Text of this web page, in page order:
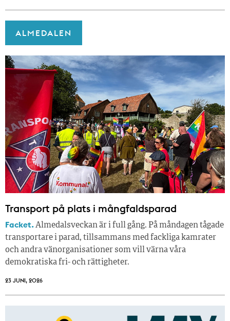
ALMEDALEN
Transport på plats i mångfaldsparad
Facket.Almedalsveckan är i full gång. På måndagen tågade
transportare i parad, tillsammans med fackliga kamrater
och andra vänorganisationer som vill värna våra
demokratiska fri- och rättigheter.
23 JUNI, 2026